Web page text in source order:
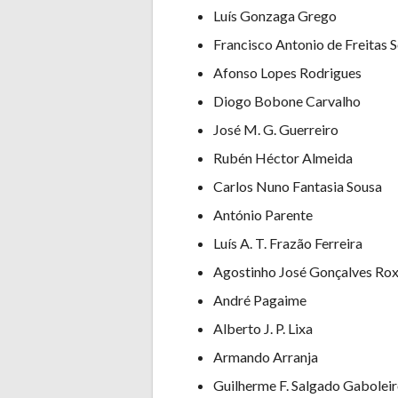
Luís Gonzaga Grego
Francisco Antonio de Freitas
Afonso Lopes Rodrigues
Diogo Bobone Carvalho
José M. G. Guerreiro
Rubén Héctor Almeida
Carlos Nuno Fantasia Sousa
António Parente
Luís A. T. Frazão Ferreira
Agostinho José Gonçalves
André Pagaime
Alberto J. P. Lixa
Armando Arranja
Guilherme F. Salgado